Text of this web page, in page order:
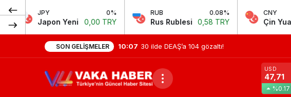
0%
0,00 TRY
0.08%
Rus Rublesi 0,58 TRY
0.21%
Çin Yuanı 7,07 TRY
SON GELIŞMELER 10:07 30 ilde DEAŞ’a 104 gözaltı!
USD
47,71
%0.17